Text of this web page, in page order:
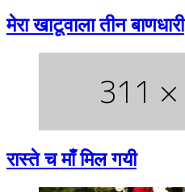
मेरा खाटूवाला तीन बाणधारी
रास्ते च माँ मिल गयी